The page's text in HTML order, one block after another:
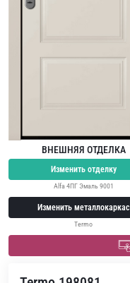
ВНЕШНЯЯ ОТДЕЛКА
Изменить отделку
Alfa 4ПГ Эмаль 9001
Изменить металлокаркас
Termo